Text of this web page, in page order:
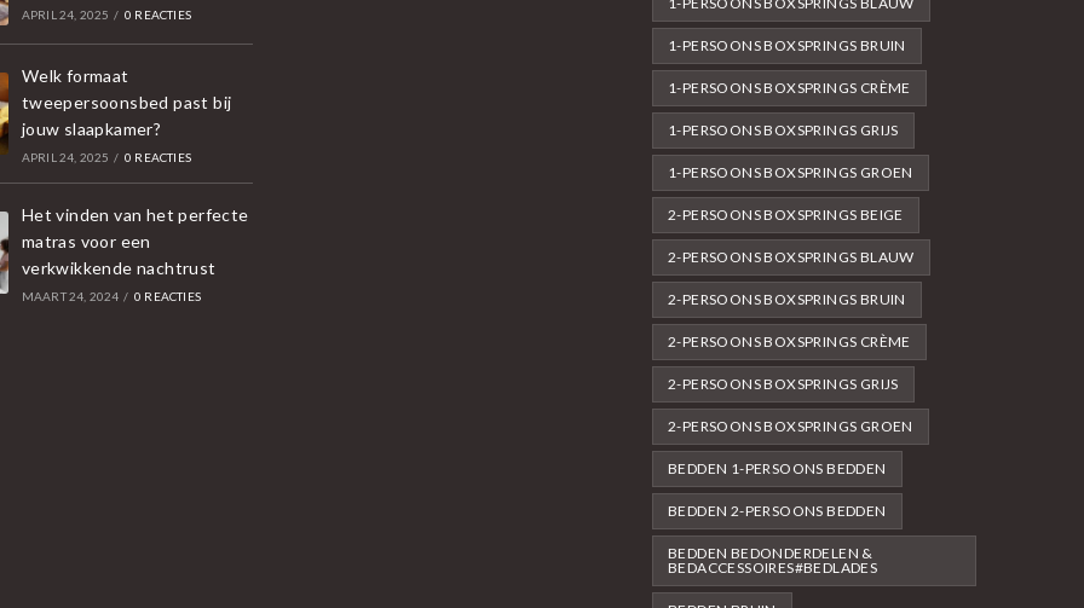
APRIL 24, 2025 / 0 REACTIES
Welk formaat
tweepersoonsbed past bij
jouw slaapkamer?
APRIL 24, 2025 / 0 REACTIES
Het vinden van het perfecte
matras voor een
verkwikkende nachtrust
MAART 24, 2024 / 0 REACTIES
1-PERSOONS BOXSPRINGS BRUIN
1-PERSOONS BOXSPRINGS CRÈME
1-PERSOONS BOXSPRINGS GRIJS
1-PERSOONS BOXSPRINGS GROEN
2-PERSOONS BOXSPRINGS BEIGE
2-PERSOONS BOXSPRINGS BLAUW
2-PERSOONS BOXSPRINGS BRUIN
2-PERSOONS BOXSPRINGS CRÈME
2-PERSOONS BOXSPRINGS GRIJS
2-PERSOONS BOXSPRINGS GROEN
BEDDEN 1-PERSOONS BEDDEN
BEDDEN 2-PERSOONS BEDDEN
BEDDEN BEDONDERDELEN &
BEDACCESSOIRES#BEDLADES